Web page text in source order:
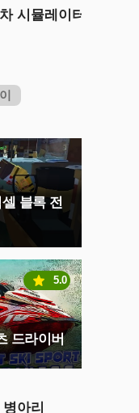
시뮬레이터
블록 전
드라이버
5.0
아리